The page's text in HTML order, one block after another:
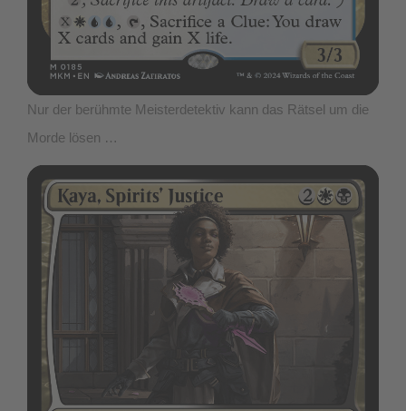
Nur der berühmte Meisterdetektiv kann das Rätsel um die
Morde lösen …